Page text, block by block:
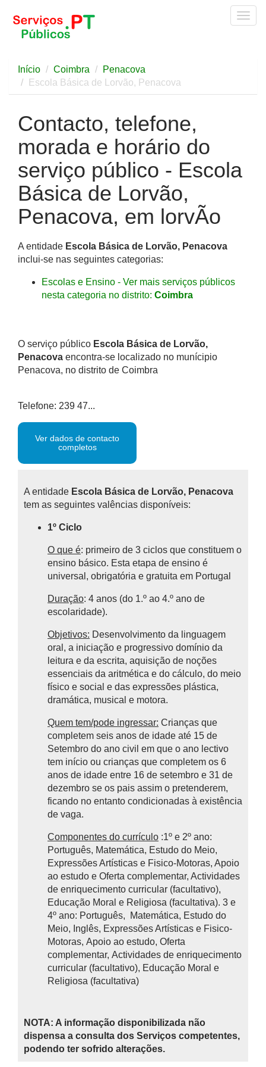
Início Coimbra
Penacova
Escola Básica de Lorvão, Penacova
Contacto, telefone,
morada e horário do
serviço público - Escola
Básica de Lorvão,
Penacova, em lorvÃo
A entidade Escola Básica de Lorvão, Penacova
inclui-se nas seguintes categorias:
Escolas e Ensino - Ver mais serviços públicos
nesta categoria no distrito: Coimbra
O serviço público Escola Básica de Lorvão,
Penacova encontra-se localizado no munícipio
Penacova, no distrito de Coimbra
Telefone: 239 47...
Ver dados de contacto
completos
A entidade Escola Básica de Lorvão, Penacova
tem as seguintes valências disponíveis:
1º Ciclo
O que é: primeiro de 3 ciclos que constituem o
ensino básico. Esta etapa de ensino é
universal, obrigatória e gratuita em Portugal
Duração: 4 anos (do 1.º ao 4.º ano de
escolaridade).
Objetivos: Desenvolvimento da linguagem
oral, a iniciação e progressivo domínio da
leitura e da escrita, aquisição de noções
essenciais da aritmética e do cálculo, do meio
físico e social e das expressões plástica,
dramática, musical e motora.
Quem tem/pode ingressar: Crianças que
completem seis anos de idade até 15 de
Setembro do ano civil em que o ano lectivo
tem início ou crianças que completem os 6
anos de idade entre 16 de setembro e 31 de
dezembro se os pais assim o pretenderem,
ficando no entanto condicionadas à existência
de vaga.
Componentes do currículo :1º e 2º ano:
Português, Matemática, Estudo do Meio,
Expressões Artísticas e Fisico-Motoras, Apoio
ao estudo e Oferta complementar, Actividades
de enriquecimento curricular (facultativo),
Educação Moral e Religiosa (facultativa). 3 e
4º ano: Português, Matemática, Estudo do
Meio, Inglês, Expressões Artísticas e Fisico-
Motoras, Apoio ao estudo, Oferta
complementar, Actividades de enriquecimento
curricular (facultativo), Educação Moral e
Religiosa (facultativa)
NOTA: A informação disponibilizada não
dispensa a consulta dos Serviços competentes,
podendo ter sofrido alterações.